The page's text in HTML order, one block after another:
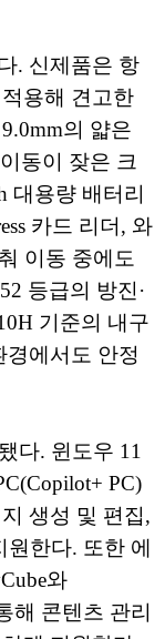
. 신제품은 항
용해 견고한
의 얇은
동이 잦은 크
대용량 배터리
카드 리더, 와
이동 중에도
등급의 방진·
기준의 내구
에서도 안정
다. 윈도우 11
PC)
생성 및 편집,
한다. 또한 에
와
해 콘텐츠 관리